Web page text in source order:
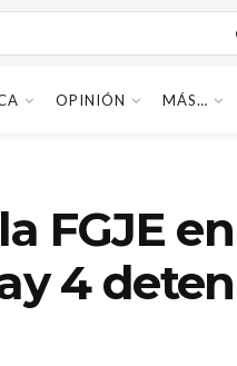
OPINIÓN MÁS…
FGJE en
4